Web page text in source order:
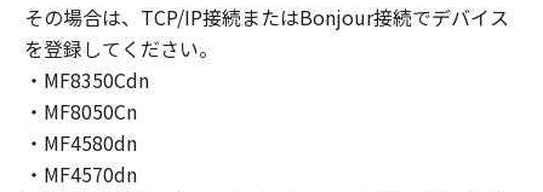
的財産権も、明示たると黙示たるとを問わず、
お客様に譲渡または許諾されるものではありま
せん。
(3) お客様は、「印刷物」（以下に定義しま
す。）その他「許諾ソフトウェア」の複製物を
含む「許諾ソフトウェア」に含まれるキヤノン
またはキヤノンのライセンサーの著作権表示を
その場合は、TCP/IP接続またはBonjour接続でデバイス
を登録してください。
・MF8350Cdn
・MF8050Cn
・MF4580dn
・MF4570dn